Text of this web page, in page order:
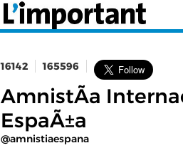
INSCRIPTION
SÉLECTION DE L'ÉTÉ
16142 165596
AmnistÃ­a
EspaÃ±a
@amnistiaespana